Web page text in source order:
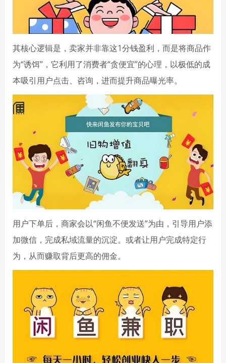
其核心逻辑是，卖家并非靠这1分钱盈利，而是将商品作
为“诱饵”，它利用了消费者“贪便宜”的心理，以极低的成
本吸引用户点击、咨询，进而提升商品曝光率。
用户下单后，商家会以“闲鱼不便发送”为由，引导用户添
加微信，完成私域流量的沉淀。或者让用户完成特定行
为，从而赚取背后更高的佣金。